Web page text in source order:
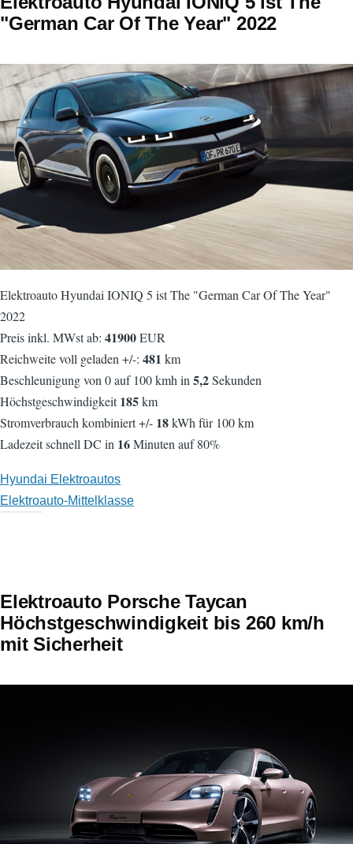
"German Car Of The Year" 2022
Elektroauto Hyundai IONIQ 5 ist The "German Car Of The Year"
2022
Preis inkl. MWst ab: 41900EUR
Reichweite voll geladen +/-: 481 km
Beschleunigung von 0 auf 100 kmh in5,2Sekunden
Höchstgeschwindigkeit185km
Stromverbrauch kombiniert +/- 18kWh für 100 km
Ladezeit schnell DC in 16Minuten auf 80%
Hyundai Elektroautos
Elektroauto-Mittelklasse
Elektroauto Porsche Taycan
Höchstgeschwindigkeit bis 260 km/h
mit Sicherheit